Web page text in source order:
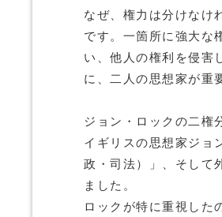
なぜ、権力は分けなけ
です。一箇所に強大な
い、他人の権利を侵害
に、二人の思想家が重
ジョン・ロックの二権
イギリスの思想家ジョ
政・司法）」、そして
ました。
ロックが特に重視した